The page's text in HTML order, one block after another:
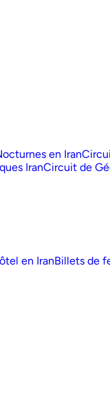
en Iran
IranCircuit de
en IranBillets de